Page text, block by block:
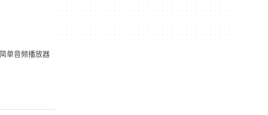
简单音频播放器